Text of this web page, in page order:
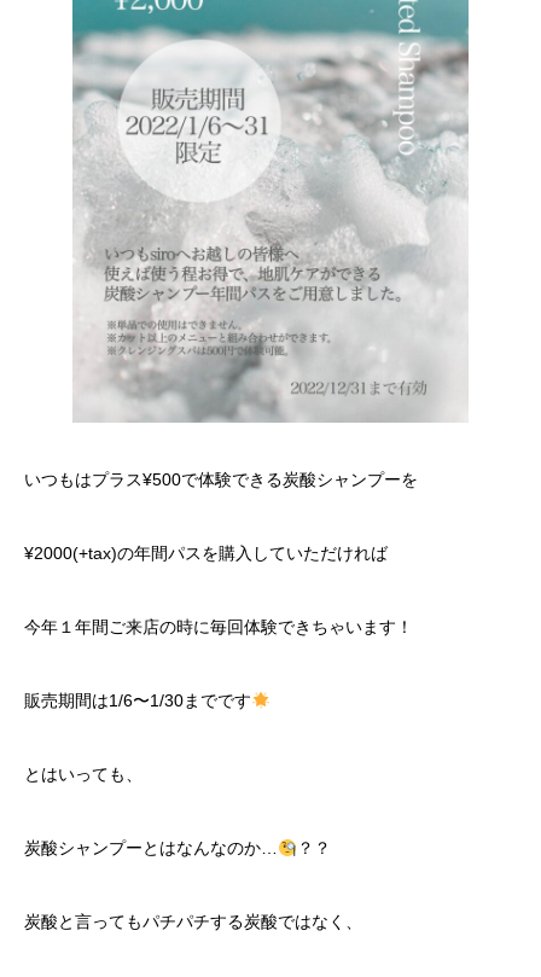
いつもはプラス¥500で体験できる炭酸シャンプーを
¥2000(+tax)の年間パスを購入していただければ
今年１年間ご来店の時に毎回体験できちゃいます！
販売期間は1/6〜1/30までです
とはいっても、
炭酸シャンプーとはなんなのか… ？？
炭酸と言ってもパチパチする炭酸ではなく、